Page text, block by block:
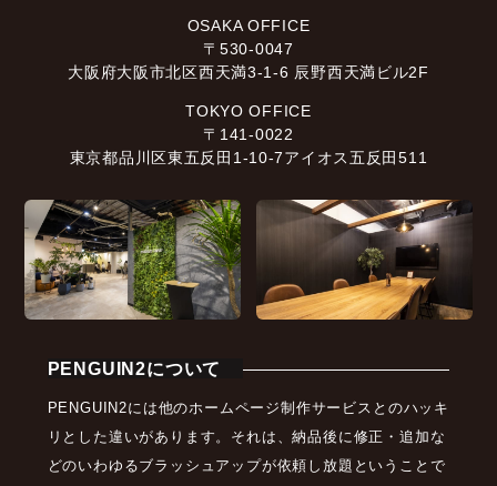
OSAKA OFFICE
〒530-0047
大阪府大阪市北区西天満3-1-6 辰野西天満ビル2F
TOKYO OFFICE
〒141-0022
東京都品川区東五反田1-10-7アイオス五反田511
PENGUIN2について
PENGUIN2には他のホームページ制作サービスとのハッキ
リとした違いがあります。それは、納品後に修正・追加な
どのいわゆるブラッシュアップが依頼し放題ということで